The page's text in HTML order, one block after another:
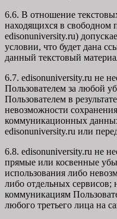
6.6. В отношение
находящихся в свободном
edisonuniversity.ru)
условии, что будет дана
данный текстовый
6.7. edisonuniversity.ru не
Пользователем за любой
Пользователем в
невозможности
коммуникационных
edisonuniversity.ru или
6.8. edisonuniversity.ru не
прямые или косвенные
использования либо
либо отдельных сервисов;
коммуникациям
любого третьего лица на